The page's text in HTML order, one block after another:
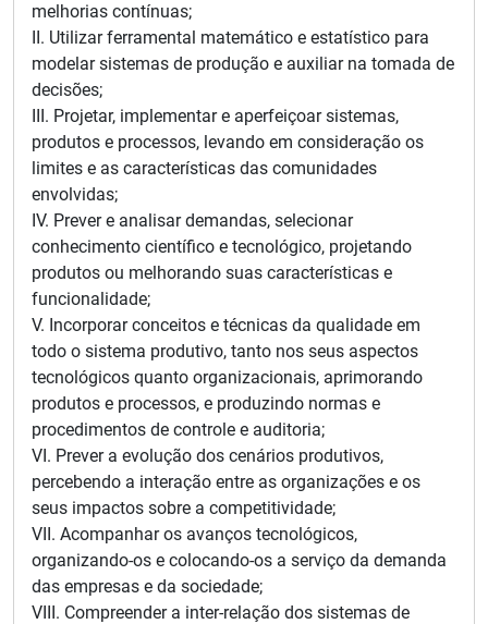
melhorias contínuas;
II. Utilizar ferramental matemático e estatístico para
modelar sistemas de produção e auxiliar na tomada de
decisões;
III. Projetar, implementar e aperfeiçoar sistemas,
produtos e processos, levando em consideração os
limites e as características das comunidades
envolvidas;
IV. Prever e analisar demandas, selecionar
conhecimento científico e tecnológico, projetando
produtos ou melhorando suas características e
funcionalidade;
V. Incorporar conceitos e técnicas da qualidade em
todo o sistema produtivo, tanto nos seus aspectos
tecnológicos quanto organizacionais, aprimorando
produtos e processos, e produzindo normas e
procedimentos de controle e auditoria;
VI. Prever a evolução dos cenários produtivos,
percebendo a interação entre as organizações e os
seus impactos sobre a competitividade;
VII. Acompanhar os avanços tecnológicos,
organizando-os e colocando-os a serviço da demanda
das empresas e da sociedade;
VIII. Compreender a inter-relação dos sistemas de